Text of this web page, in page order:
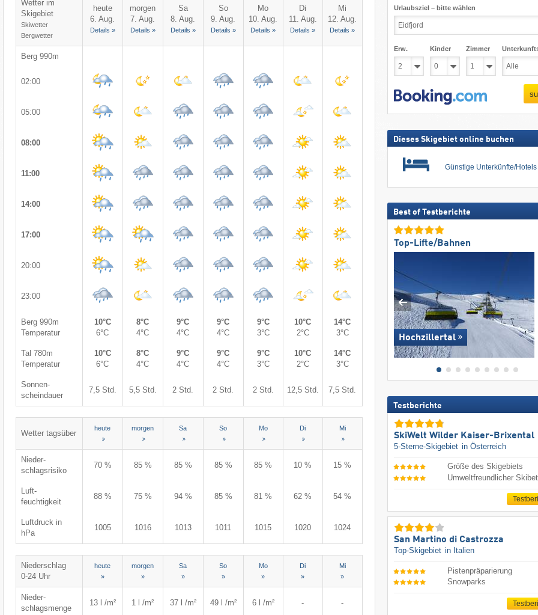
Wetter im
Skigebiet
Skiwetter
Bergwetter
heute
6. Aug.
Details »
morgen
7. Aug.
Details »
Sa
8. Aug.
Details »
So
9. Aug.
Details »
Mo
10. Aug.
Details »
Di
11. Aug.
Details »
Mi
12. Aug.
Details »
Berg 990m
02:00
05:00
08:00
11:00
14:00
17:00
20:00
23:00
Berg 990m
Temperatur
10°C
6°C
8°C
4°C
9°C
4°C
9°C
4°C
9°C
3°C
10°C
2°C
14°C
3°C
Tal 780m
Temperatur
10°C
6°C
8°C
4°C
9°C
4°C
9°C
4°C
9°C
3°C
10°C
2°C
14°C
3°C
Sonnen-
scheindauer
7,5 Std. 5,5 Std. 2 Std. 2 Std. 2 Std. 12,5 Std. 7,5 Std.
Wetter tagsüber
heute morgen Sa So Mo Di Mi
Nieder-
schlagsrisiko
70 % 85 % 85 % 85 % 85 % 10 % 15 %
Luft-
feuchtigkeit
88 % 75 % 94 % 85 % 81 % 62 % 54 %
Luftdruck in
hPa
1005 1016 1013 1011 1015 1020 1024
Niederschlag
0-24 Uhr
heute
»
morgen
»
Sa
»
So
»
Mo
»
Di
»
Mi
»
Nieder-
schlagsmenge
13 l /m² 1 l /m² 37 l /m² 49 l /m² 6 l /m² - -
Urlaubsziel – bitte wählen
Erw. Kinder Zimmer
Dieses Skigebiet online buchen
Günstige Unterkünfte/Hotels
Best of Testberichte
Top-Lifte/Bahnen
Hochzillertal
Testberichte
SkiWelt Wilder Kaiser-Brixental
5-Sterne-Skigebiet in Österreich
Größe des Skigebiets
Umweltfreundlicher
San Martino di Castrozza
Top-Skigebiet in Italien
Pistenpräparierung
Snowparks